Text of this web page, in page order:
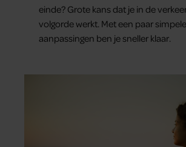
einde? Grote kans dat je in de
volgorde werkt. Met een paar simpele
aanpassingen ben je sneller klaar.